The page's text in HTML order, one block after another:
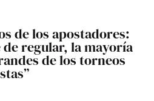
de los apostadores:
de regular, la mayoría
de los torneos